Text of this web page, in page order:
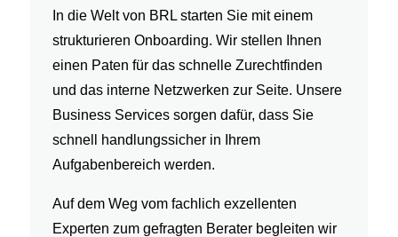
In die Welt von BRL starten Sie mit einem
strukturieren Onboarding. Wir stellen Ihnen
einen Paten für das schnelle Zurechtfinden
und das interne Netzwerken zur Seite. Unsere
Business Services sorgen dafür, dass Sie
schnell handlungssicher in Ihrem
Aufgabenbereich werden.
Auf dem Weg vom fachlich exzellenten
Experten zum gefragten Berater begleiten wir